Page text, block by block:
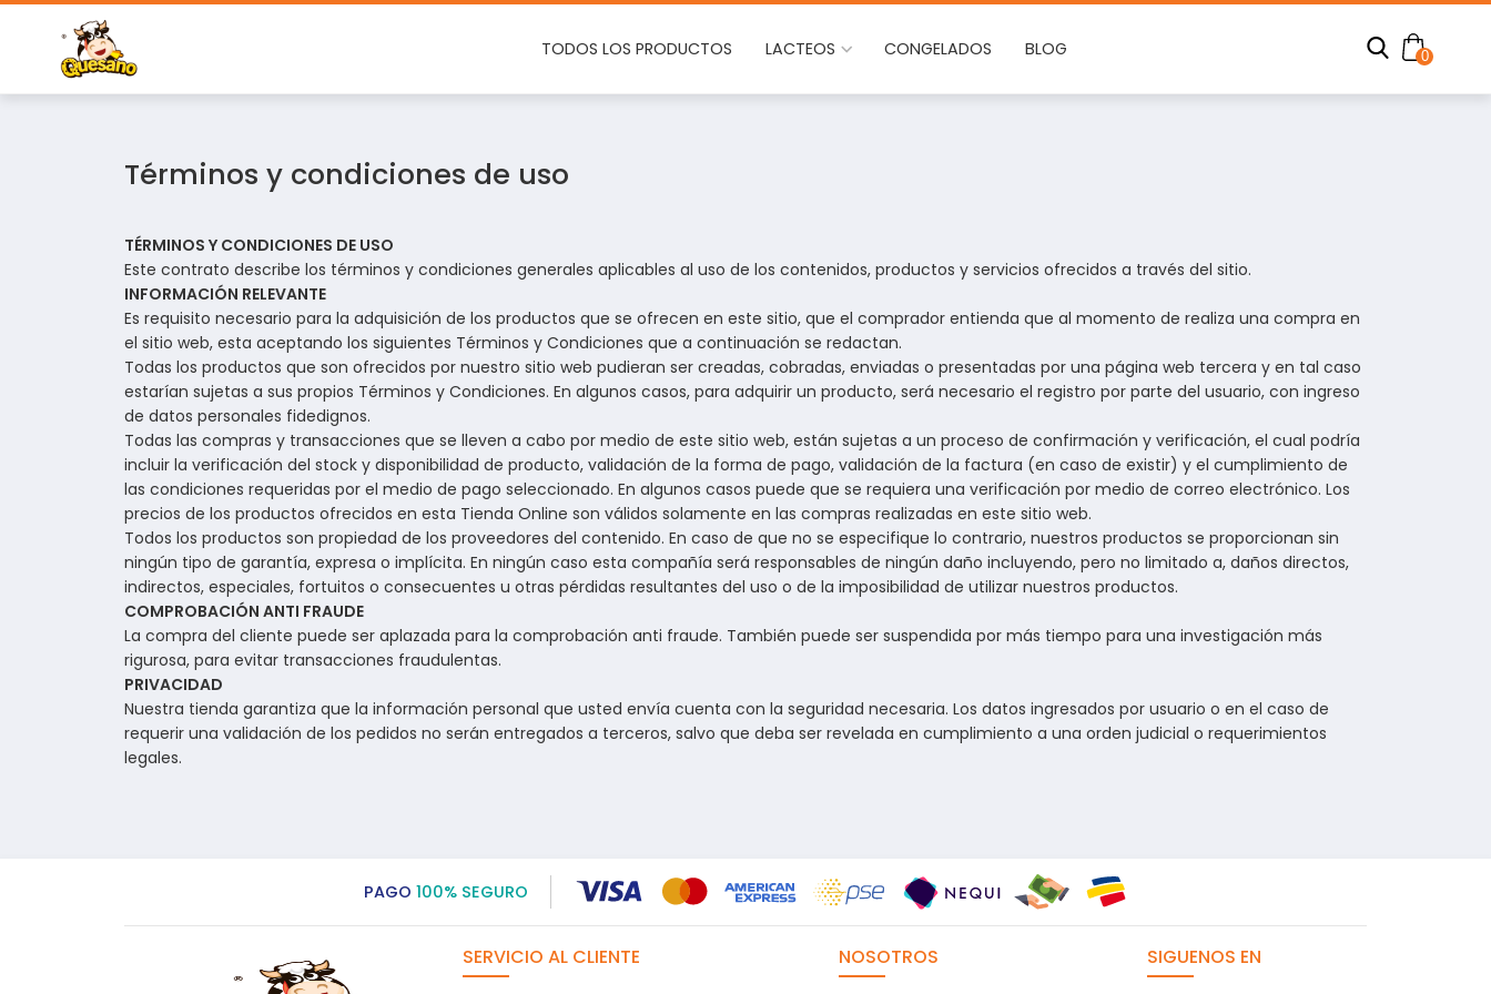
TODOS LOS PRODUCTOS LACTEOS CONGELADOS BLOG 0
Términos y condiciones de uso
TÉRMINOS Y CONDICIONES DE USO
Este contrato describe los términos y condiciones generales aplicables al uso de los contenidos, productos y servicios ofrecidos a través del sitio.
INFORMACIÓN RELEVANTE
Es requisito necesario para la adquisición de los productos que se ofrecen en este sitio, que el comprador entienda que al momento de realiza una compra en
el sitio web, esta aceptando los siguientes Términos y Condiciones que a continuación se redactan.
Todas los productos que son ofrecidos por nuestro sitio web pudieran ser creadas, cobradas, enviadas o presentadas por una página web tercera y en tal caso
estarían sujetas a sus propios Términos y Condiciones. En algunos casos, para adquirir un producto, será necesario el registro por parte del usuario, con ingreso
de datos personales fidedignos.
Todas las compras y transacciones que se lleven a cabo por medio de este sitio web, están sujetas a un proceso de confirmación y verificación, el cual podría
incluir la verificación del stock y disponibilidad de producto, validación de la forma de pago, validación de la factura (en caso de existir) y el cumplimiento de
las condiciones requeridas por el medio de pago seleccionado. En algunos casos puede que se requiera una verificación por medio de correo electrónico. Los
precios de los productos ofrecidos en esta Tienda Online son válidos solamente en las compras realizadas en este sitio web.
Todos los productos son propiedad de los proveedores del contenido. En caso de que no se especifique lo contrario, nuestros productos se proporcionan sin
ningún tipo de garantía, expresa o implícita. En ningún caso esta compañía será responsables de ningún daño incluyendo, pero no limitado a, daños directos,
indirectos, especiales, fortuitos o consecuentes u otras pérdidas resultantes del uso o de la imposibilidad de utilizar nuestros productos.
COMPROBACIÓN ANTI FRAUDE
La compra del cliente puede ser aplazada para la comprobación anti fraude. También puede ser suspendida por más tiempo para una investigación más
rigurosa, para evitar transacciones fraudulentas.
PRIVACIDAD
Nuestra tienda garantiza que la información personal que usted envía cuenta con la seguridad necesaria. Los datos ingresados por usuario o en el caso de
requerir una validación de los pedidos no serán entregados a terceros, salvo que deba ser revelada en cumplimiento a una orden judicial o requerimientos
legales.
PAGO 100% SEGURO
SERVICIO AL CLIENTE NOSOTROS SIGUENOS EN